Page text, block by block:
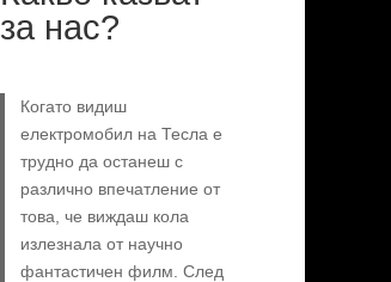
за нас?
Когато видиш
електромобил на Тесла е
трудно да останеш с
различно впечатление от
това, че виждаш кола
излезнала от научно
фантастичен филм. След